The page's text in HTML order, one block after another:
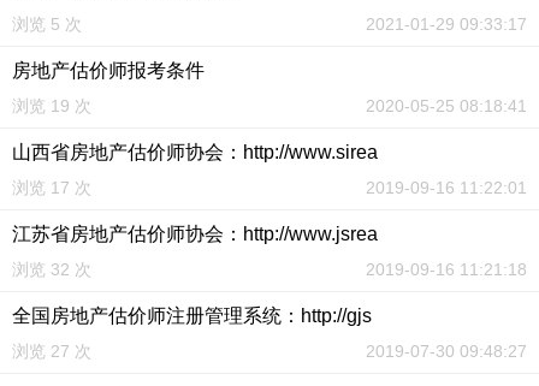
浏览 5 次 2021-01-29 09:33:17
房地产估价师报考条件
浏览 19 次 2020-05-25 08:18:41
山西省房地产估价师协会：http://www.sirea
浏览 17 次 2019-09-16 11:22:01
江苏省房地产估价师协会：http://www.jsrea
浏览 32 次 2019-09-16 11:21:18
全国房地产估价师注册管理系统：http://gjs
浏览 27 次 2019-07-30 09:48:27